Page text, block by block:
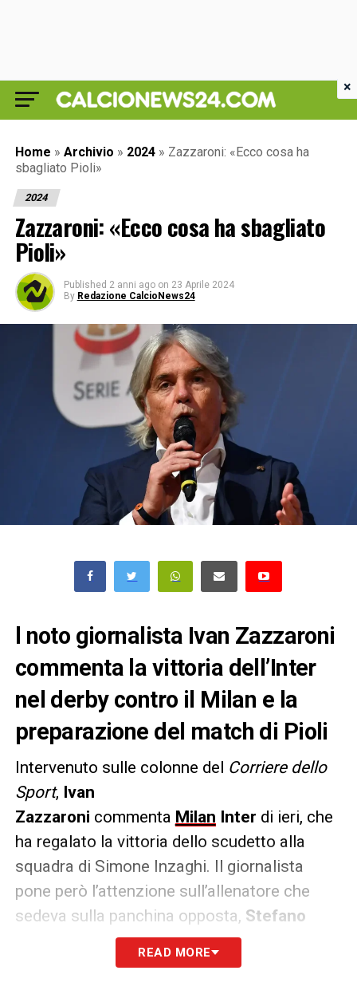
Home » Archivio » 2024 » Zazzaroni: «Ecco cosa ha
sbagliato Pioli»
2024
Zazzaroni: «Ecco cosa ha sbagliato
Pioli»
Published 2 anni ago on 23 Aprile 2024
By Redazione CalcioNews24
l noto giornalista Ivan Zazzaroni
commenta la vittoria dell’Inter
nel derby contro il Milan e la
preparazione del match di Pioli
Intervenuto sulle colonne del Corriere dello
Sport, Ivan
Zazzaroni commenta Milan Inter di ieri, che
ha regalato la vittoria dello scudetto alla
squadra di Simone Inzaghi. Il giornalista
pone però l’attenzione sull’allenatore che
sedeva sulla panchina opposta, Stefano
READ MORE
×